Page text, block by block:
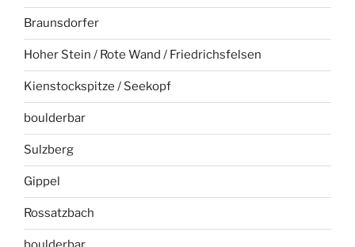
Braunsdorfer
Hoher Stein / Rote Wand / Friedrichsfelsen
Kienstockspitze / Seekopf
boulderbar
Sulzberg
Gippel
Rossatzbach